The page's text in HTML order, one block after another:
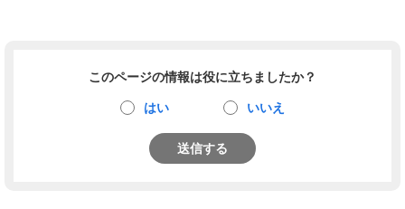
このページの情報は役に立ちましたか？
はい いいえ
送信する